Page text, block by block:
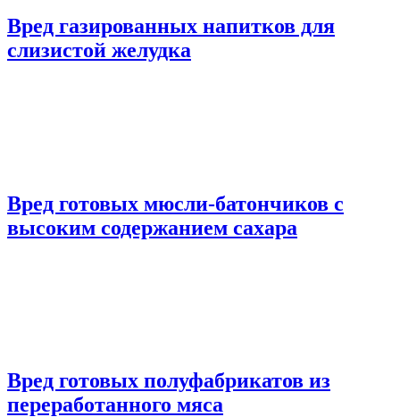
Вред газированных напитков для
слизистой желудка
Вред готовых мюсли-батончиков с
высоким содержанием сахара
Вред готовых полуфабрикатов из
переработанного мяса